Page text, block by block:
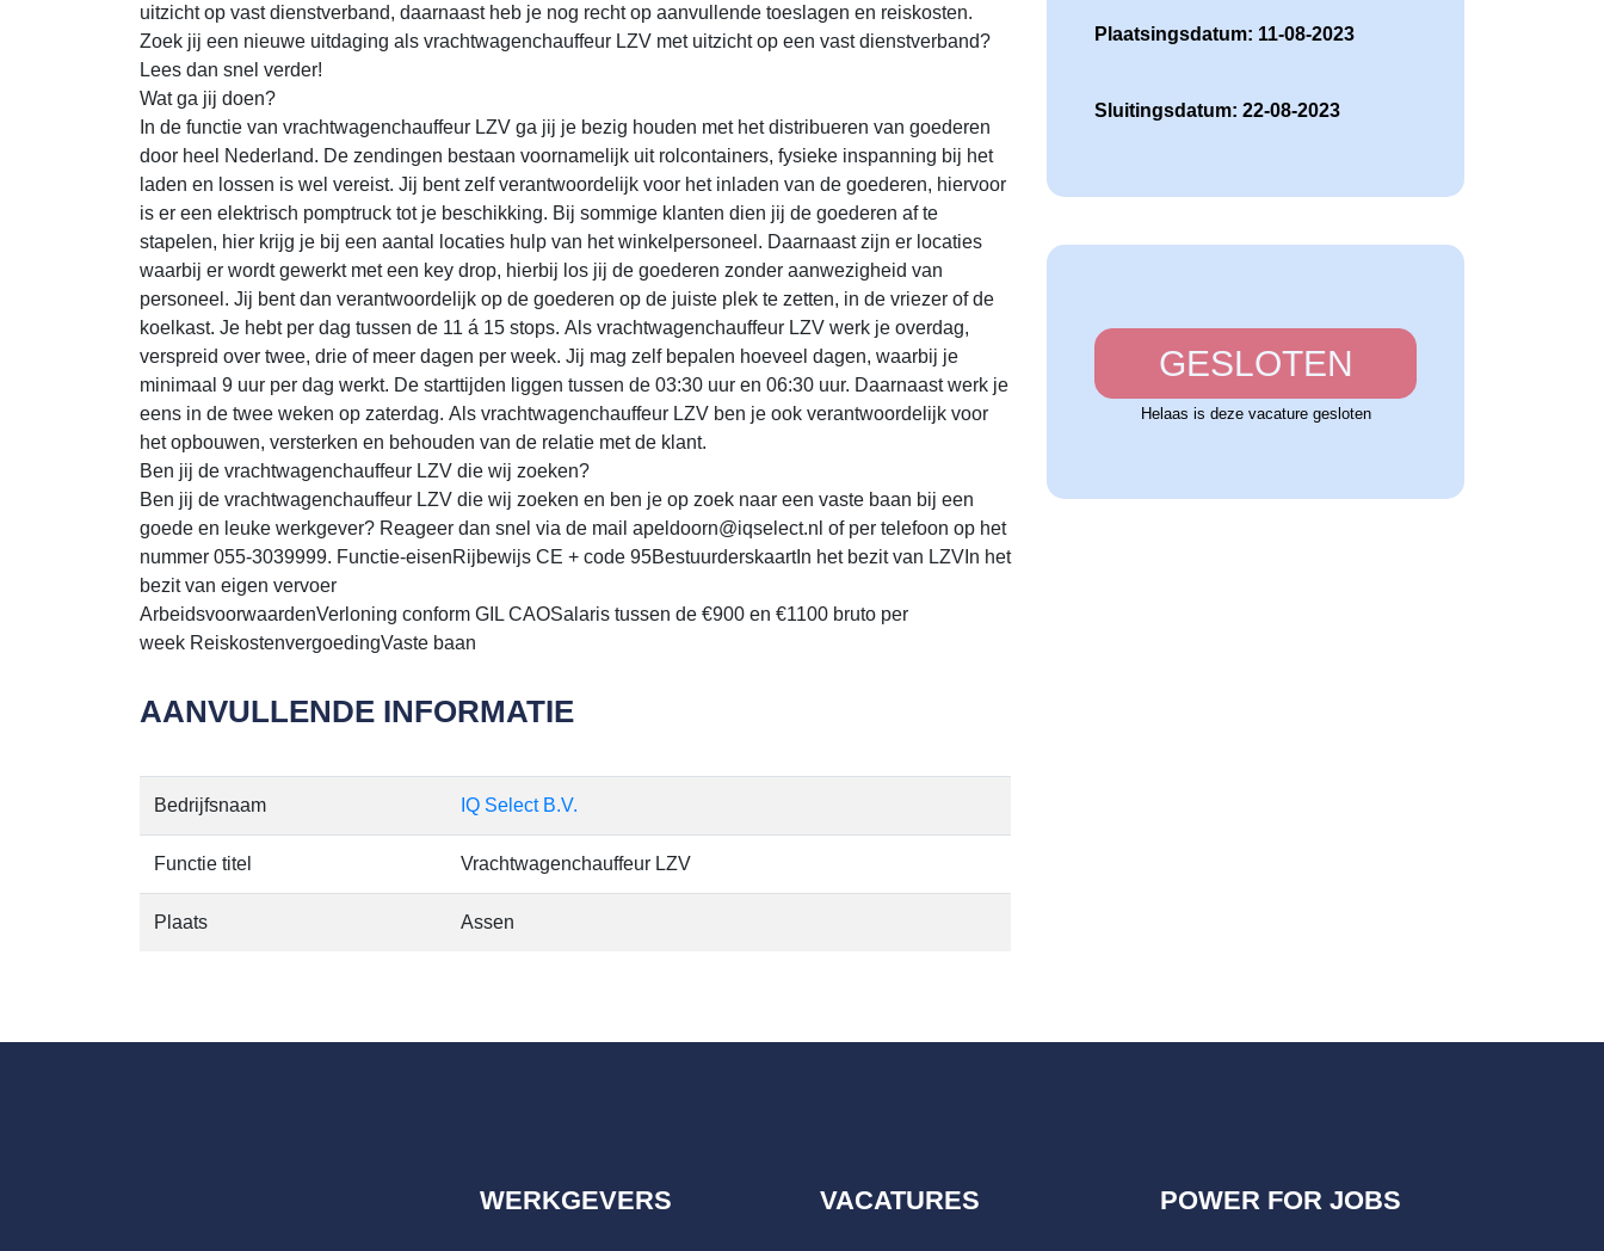
uitzicht op vast dienstverband, daarnaast heb je nog recht op aanvullende toeslagen en reiskosten.
Zoek jij een nieuwe uitdaging als vrachtwagenchauffeur LZV met uitzicht op een vast dienstverband?
Lees dan snel verder!
Wat ga jij doen?
In de functie van vrachtwagenchauffeur LZV ga jij je bezig houden met het distribueren van goederen
door heel Nederland. De zendingen bestaan voornamelijk uit rolcontainers, fysieke inspanning bij het
laden en lossen is wel vereist. Jij bent zelf verantwoordelijk voor het inladen van de goederen, hiervoor
is er een elektrisch pomptruck tot je beschikking. Bij sommige klanten dien jij de goederen af te
stapelen, hier krijg je bij een aantal locaties hulp van het winkelpersoneel. Daarnaast zijn er locaties
waarbij er wordt gewerkt met een key drop, hierbij los jij de goederen zonder aanwezigheid van
personeel. Jij bent dan verantwoordelijk op de goederen op de juiste plek te zetten, in de vriezer of de
koelkast. Je hebt per dag tussen de 11 á 15 stops. Als vrachtwagenchauffeur LZV werk je overdag,
verspreid over twee, drie of meer dagen per week. Jij mag zelf bepalen hoeveel dagen, waarbij je
minimaal 9 uur per dag werkt. De starttijden liggen tussen de 03:30 uur en 06:30 uur. Daarnaast werk je
eens in de twee weken op zaterdag. Als vrachtwagenchauffeur LZV ben je ook verantwoordelijk voor
het opbouwen, versterken en behouden van de relatie met de klant.
Ben jij de vrachtwagenchauffeur LZV die wij zoeken?
Ben jij de vrachtwagenchauffeur LZV die wij zoeken en ben je op zoek naar een vaste baan bij een
goede en leuke werkgever? Reageer dan snel via de mail apeldoorn@iqselect.nl of per telefoon op het
nummer 055-3039999. Functie-eisenRijbewijs CE + code 95BestuurderskaartIn het bezit van LZVIn het
bezit van eigen vervoer
ArbeidsvoorwaardenVerloning conform GIL CAOSalaris tussen de €900 en €1100 bruto per
week ReiskostenvergoedingVaste baan
AANVULLENDE INFORMATIE
Bedrijfsnaam IQ Select B.V.
Functie titel Vrachtwagenchauffeur LZV
Plaats Assen
Plaatsingsdatum: 11-08-2023
Sluitingsdatum: 22-08-2023
GESLOTEN
Helaas is deze vacature gesloten
WERKGEVERS VACATURES POWER FOR JOBS